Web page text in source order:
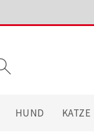
HUND KATZE